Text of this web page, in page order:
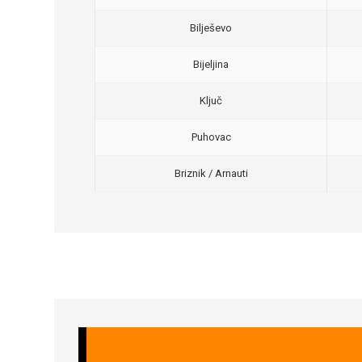
Bilješevo
Bijeljina
Ključ
Puhovac
Briznik / Arnauti